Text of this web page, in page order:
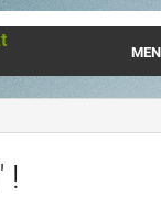
!